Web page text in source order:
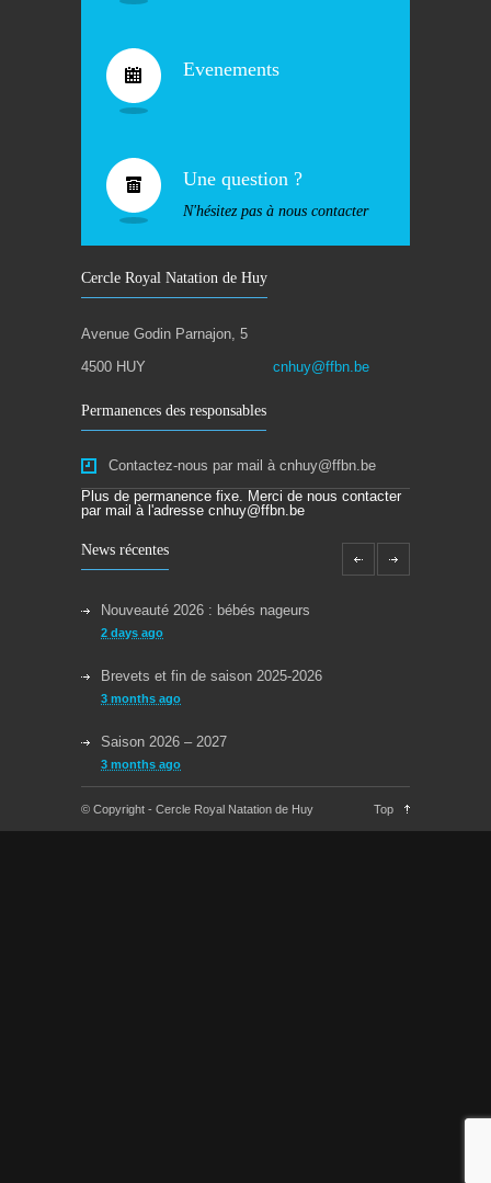
Evenements
Une question ?
N'hésitez pas à nous contacter
Cercle Royal Natation de Huy
Avenue Godin Parnajon, 5
4500 HUY
cnhuy@ffbn.be
Permanences des responsables
Contactez-nous par mail à cnhuy@ffbn.be
Plus de permanence fixe. Merci de nous contacter
par mail à l'adresse cnhuy@ffbn.be
News récentes
Nouveauté 2026 : bébés nageurs
2 days ago
Brevets et fin de saison 2025-2026
3 months ago
Saison 2026 – 2027
3 months ago
Reprise des cours la semaine du 08/09/2025
11 months ago
© Copyright - Cercle Royal Natation de Huy Top